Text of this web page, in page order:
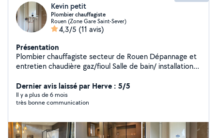
Kevin petit
Plombier chauffagiste
Rouen (Zone Gare Saint-Sever)
4,3/5 (11 avis)
Présentation
Plombier chauffagiste secteur de Rouen Dépannage et
entretien chaudière gaz/fioul Salle de bain/ installation
/ballon d'eau chaude électrique ou thermodynamiques
Dernier avis laissé par Herve : 5/5
Il y a plus de 6 mois
très bonne communication